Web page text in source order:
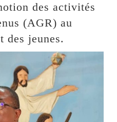
des activités
(AGR) au
des jeunes.